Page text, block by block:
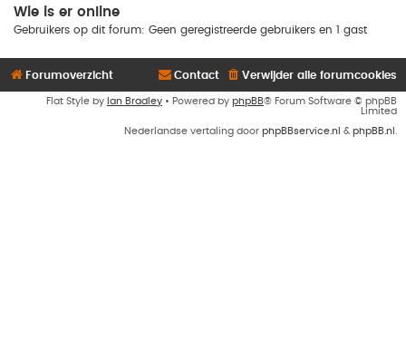
Wie is er online
Gebruikers op dit forum: Geen geregistreerde gebruikers en 1 gast
Forumoverzicht Verwijder alle forumcookies
Contact
Flat Style by Ian Bradley • Powered by phpBB® Forum Software © phpBB
Limited
Nederlandse vertaling door phpBBservice.nl & phpBB.nl .